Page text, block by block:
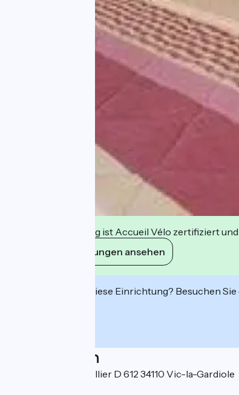
Diese Einrichtung ist Accueil Vélo zertifiziert
Ihre Verpflichtungen ansehen
Interessiert Sie diese Einrichtung? Besuchen
Localisation
41 route de Montpellier D 612 34110 Vic-la-Gardiole